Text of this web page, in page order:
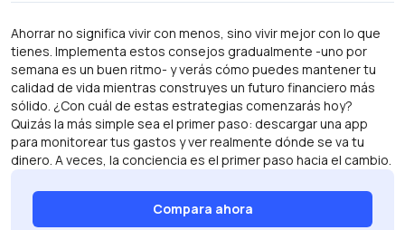
Ahorrar no significa vivir con menos, sino vivir mejor con lo que
tienes. Implementa estos consejos gradualmente -uno por
semana es un buen ritmo- y verás cómo puedes mantener tu
calidad de vida mientras construyes un futuro financiero más
sólido. ¿Con cuál de estas estrategias comenzarás hoy?
Quizás la más simple sea el primer paso: descargar una app
para monitorear tus gastos y ver realmente dónde se va tu
dinero. A veces, la conciencia es el primer paso hacia el cambio.
Compara ahora